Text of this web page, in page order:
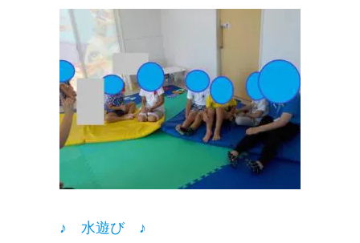
♪ 水遊び ♪